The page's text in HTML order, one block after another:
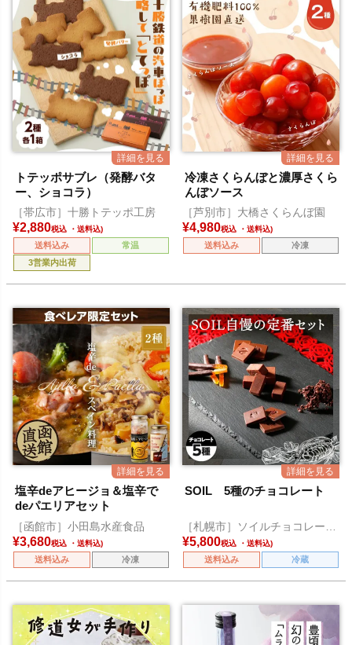
トテッポサブレ（発酵バタ
ー、ショコラ）
［帯広市］十勝トテッポ工房
¥2,880税込
送料込み
常温
3営業内出荷
冷凍さくらんぼと濃厚さくら
んぼソース
［芦別市］大橋さくらんぼ園
¥4,980税込
送料込み 冷凍
塩辛deアヒージョ＆塩辛で
deパエリアセット
［函館市］小田島水産食品
¥3,680税込
送料込み 冷凍
SOIL 5種のチョコレート
［札幌市］ソイルチョコレート
（エンクル）
¥5,800税込
送料込み 冷蔵